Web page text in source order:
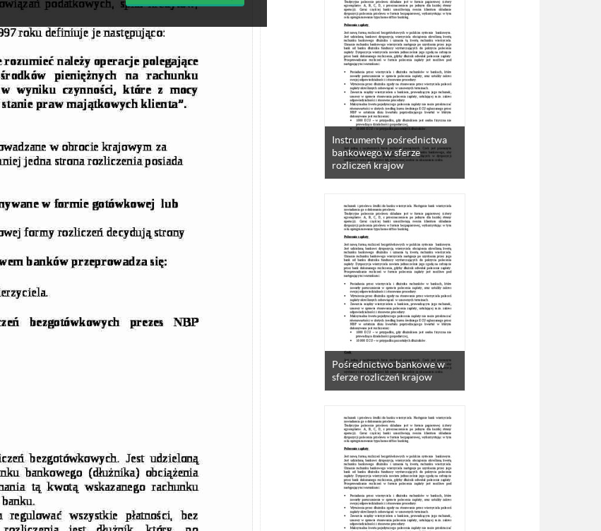
Instrumenty pośrednictwa
bankowego w sferze
rozliczeń krajow
Pośrednictwo bankowe w
sferze rozliczeń krajow